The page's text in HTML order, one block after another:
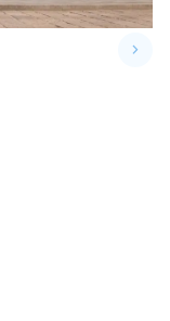
keyboard_arrow_right